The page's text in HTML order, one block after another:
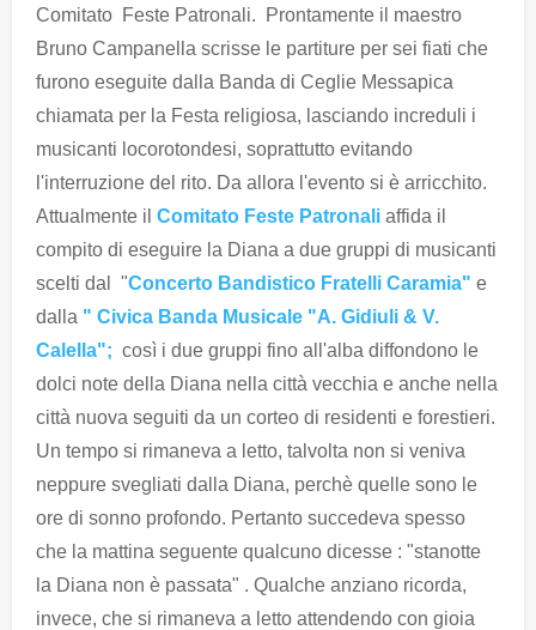
Comitato Feste Patronali. Prontamente il maestro
Bruno Campanella scrisse le partiture per sei fiati che
furono eseguite dalla Banda di Ceglie Messapica
chiamata per la Festa religiosa, lasciando increduli i
musicanti locorotondesi, soprattutto evitando
l'interruzione del rito. Da allora l'evento si è arricchito.
Attualmente il Comitato Feste Patronali affida il
compito di eseguire la Diana a due gruppi di musicanti
scelti dal "Concerto Bandistico Fratelli Caramia" e
dalla " Civica Banda Musicale "A. Gidiuli & V.
Calella"; così i due gruppi fino all'alba diffondono le
dolci note della Diana nella città vecchia e anche nella
città nuova seguiti da un corteo di residenti e forestieri.
Un tempo si rimaneva a letto, talvolta non si veniva
neppure svegliati dalla Diana, perchè quelle sono le
ore di sonno profondo. Pertanto succedeva spesso
che la mattina seguente qualcuno dicesse : "stanotte
la Diana non è passata" . Qualche anziano ricorda,
invece, che si rimaneva a letto attendendo con gioia